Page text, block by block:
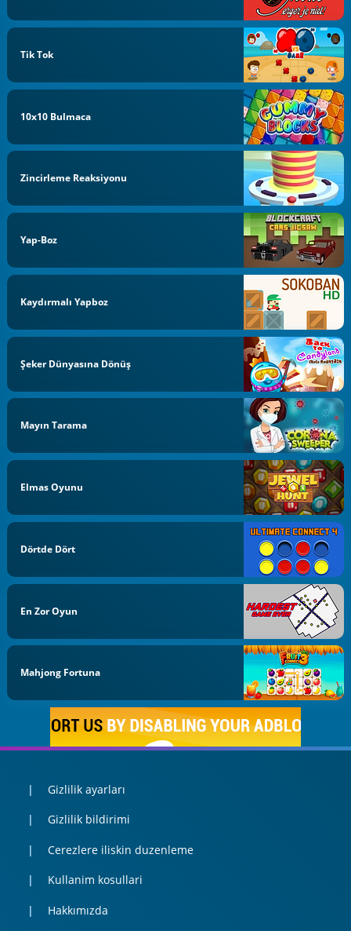
Tik Tok
10x10 Bulmaca
Zincirleme Reaksiyonu
Yap-Boz
Kaydırmalı Yapboz
Şeker Dünyasına Dönüş
Mayın Tarama
Elmas Oyunu
Dörtde Dört
En Zor Oyun
Mahjong Fortuna
Gizlilik ayarları
Gizlilik bildirimi
Cerezlere iliskin duzenleme
Kullanim kosullari
Hakkımızda